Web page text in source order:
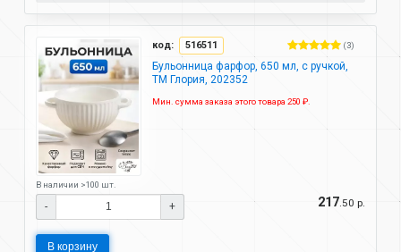
код: 516511 (3)
Бульонница фарфор, 650 мл, с ручкой,
ТМ Глория, 202352
Мин. сумма заказа этого товара 250 ₽.
В наличии >100 шт.
- + 217.50 р.
В корзину